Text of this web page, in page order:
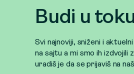
Budi u
Svi najnoviji, sniženi i
na sajtu a mi smo ih
uradiš je da se prijaviš na